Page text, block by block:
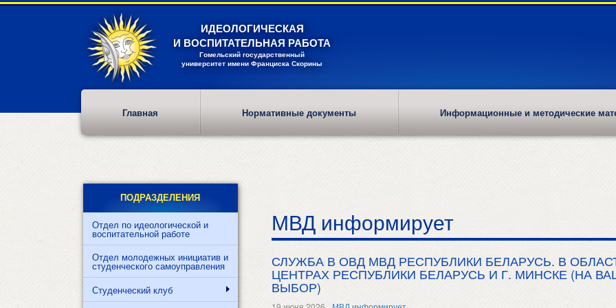
Перейти
ИДЕОЛОГИЧЕСКАЯ
И ВОСПИТАТЕЛЬНАЯ РАБОТА
Гомельский государственный
университет имени Франциска Скорины
Главная Нормативные документы Информационные и методические
ПОДРАЗДЕЛЕНИЯ
Отдел по идеологической и
воспитательной работе
Отдел молодежных инициатив и
студенческого самоуправления
Студенческий клуб
МВД информирует
СЛУЖБА В ОВД МВД РЕСПУБЛИКИ БЕЛАРУСЬ. В
ЦЕНТРАХ РЕСПУБЛИКИ БЕЛАРУСЬ И Г. МИНСКЕ (НА
ВЫБОР)